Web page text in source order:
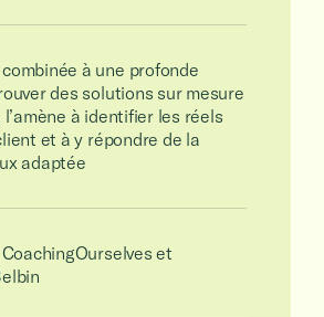
à une profonde
des solutions sur mesure
à identifier les réels
et à y répondre de la
adaptée
et